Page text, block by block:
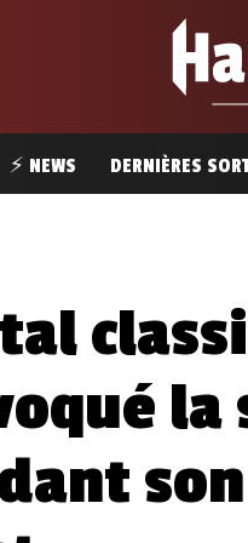
⚡ NEWS DERNIÈRES
son